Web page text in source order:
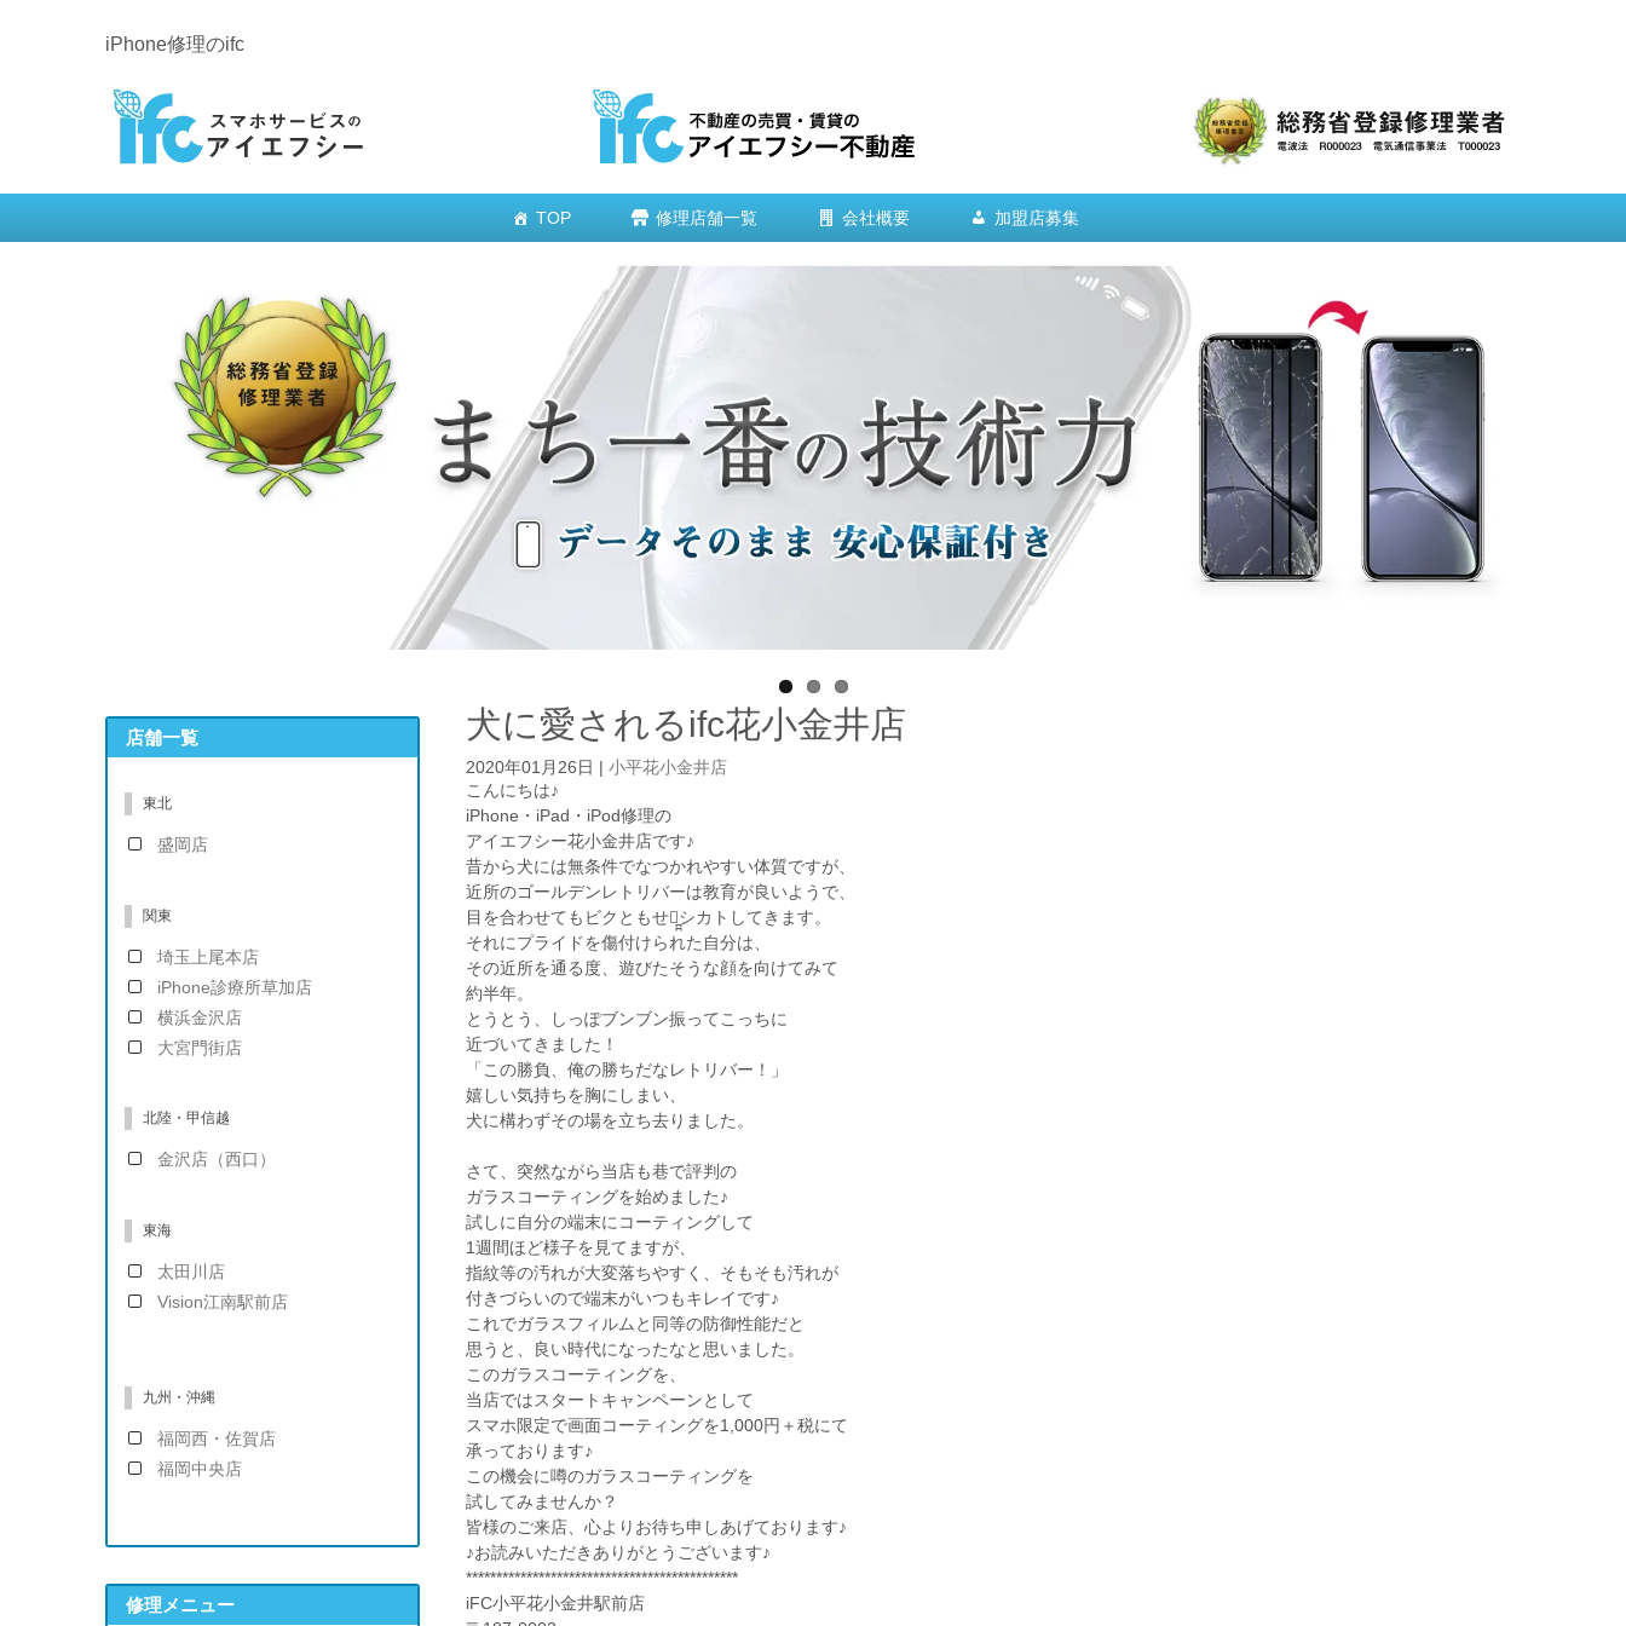
iPhone修理のifc
TOP 修理店舗一覧 会社概要 加盟店募集
犬に愛されるifc花小金井店
2020年01月26日
小平花小金井店
こんにちは♪
iPhone・iPad・iPod修理の
アイエフシー花小金井店です♪
昔から犬には無条件でなつかれやすい体質ですが、
近所のゴールデンレトリバーは教育が良いようで、
目を合わせてもビクともせず̪̪シカトしてきます。
それにプライドを傷付けられた自分は、
その近所を通る度、遊びたそうな顔を向けてみて
約半年。
とうとう、しっぽブンブン振ってこっちに
近づいてきました！
「この勝負、俺の勝ちだなレトリバー！」
嬉しい気持ちを胸にしまい、
犬に構わずその場を立ち去りました。
さて、突然ながら当店も巷で評判の
ガラスコーティングを始めました♪
試しに自分の端末にコーティングして
1週間ほど様子を見てますが、
指紋等の汚れが大変落ちやすく、そもそも汚れが
付きづらいので端末がいつもキレイです♪
これでガラスフィルムと同等の防御性能だと
思うと、良い時代になったなと思いました。
このガラスコーティングを、
当店ではスタートキャンペーンとして
スマホ限定で画面コーティングを1,000円＋税にて
承っております♪
この機会に噂のガラスコーティングを
試してみませんか？
皆様のご来店、心よりお待ち申しあげております♪
♪お読みいただきありがとうございます♪
*********************************************
iFC小平花小金井駅前店
店舗一覧
東北
盛岡店
関東
埼玉上尾本店
iPhone診療所草加店
横浜金沢店
大宮門街店
北陸・甲信越
金沢店（西口）
東海
太田川店
Vision江南駅前店
九州・沖縄
福岡西・佐賀店
福岡中央店
修理メニュー